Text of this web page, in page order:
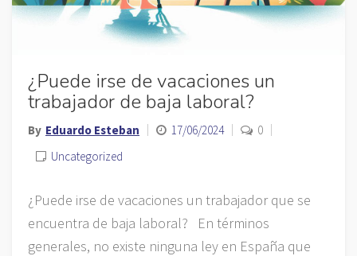
¿Puede irse de vacaciones un
trabajador de baja laboral?
By Eduardo Esteban 17/06/2024
0
Uncategorized
¿Puede irse de vacaciones un trabajador que se
encuentra de baja laboral? En términos
generales, no existe ninguna ley en España que